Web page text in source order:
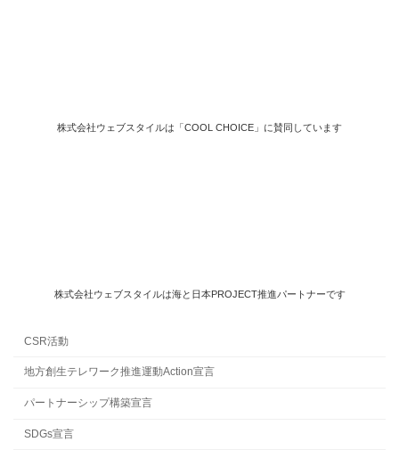
株式会社ウェブスタイルは「COOL CHOICE」に賛同しています
株式会社ウェブスタイルは海と日本PROJECT推進パートナーです
CSR活動
地方創生テレワーク推進運動Action宣言
パートナーシップ構築宣言
SDGs宣言